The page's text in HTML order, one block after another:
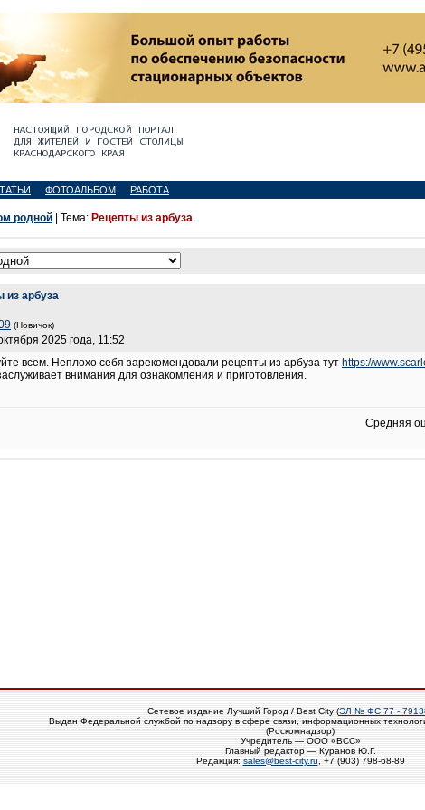
ФОТОАЛЬБОМ РАБОТА
родной | Тема: Рецепты из арбуза
из арбуза
(Новичок)
2025 года, 11:52
всем. Неплохо себя зарекомендовали рецепты из арбуза тут https://
внимания для ознакомления и приготовления.
Средняя
Сетевое издание Лучший Город / Best City (ЭЛ № ФС 77 -
Выдан Федеральной службой по надзору в сфере связи, информационных
(Роскомнадзор)
Учредитель — ООО «ВСС»
Главный редактор — Куранов Ю.Г.
Редакция: sales@best-city.ru , +7 (903) 798-68-89